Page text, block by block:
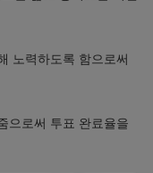
노력하도록 함으로써
으로써 투표 완료율을